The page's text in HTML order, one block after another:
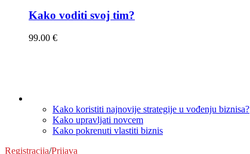
Kako voditi svoj tim?
99.00 €
Kako koristiti najnovije strategije u vođenju biznisa?
Kako upravljati novcem
Kako pokrenuti vlastiti biznis
Registracija/Prijava